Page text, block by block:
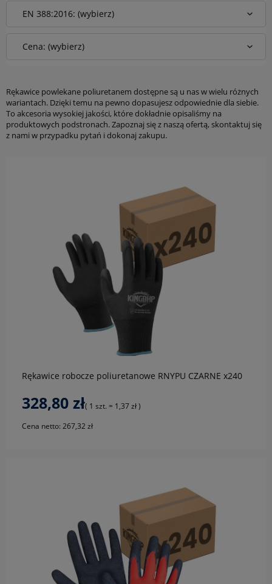
EN 388:2016: (wybierz)
Cena: (wybierz)
Rękawice powlekane poliuretanem dostępne są u nas w wielu różnych
wariantach. Dzięki temu na pewno dopasujesz odpowiednie dla siebie.
To akcesoria wysokiej jakości, które dokładnie opisaliśmy na
produktowych podstronach. Zapoznaj się z naszą ofertą, skontaktuj się
z nami w przypadku pytań i dokonaj zakupu.
Rękawice robocze poliuretanowe RNYPU CZARNE x240
328,80 zł( 1 szt. = 1,37 zł )
Cena netto: 267,32 zł
do koszyka